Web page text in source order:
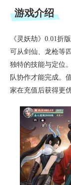
游戏介绍
《灵妖劫》0.01折
可从剑仙、龙枪等
独特的技能与定位
队协作才能完成。
家在充值后获得更